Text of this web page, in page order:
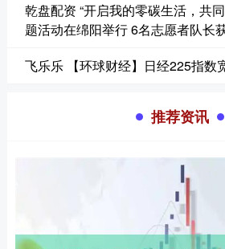
乾盘配资 “开启我的零碳生活，共
题活动在绵阳举行 6名志愿者队长
飞乐乐 【环球财经】日经225指数
推荐资讯